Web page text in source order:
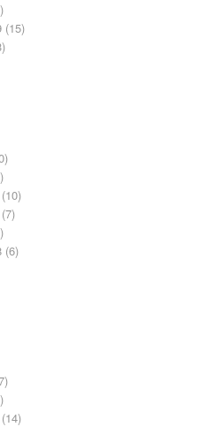
(15)
(10)
(7)
(6)
(14)